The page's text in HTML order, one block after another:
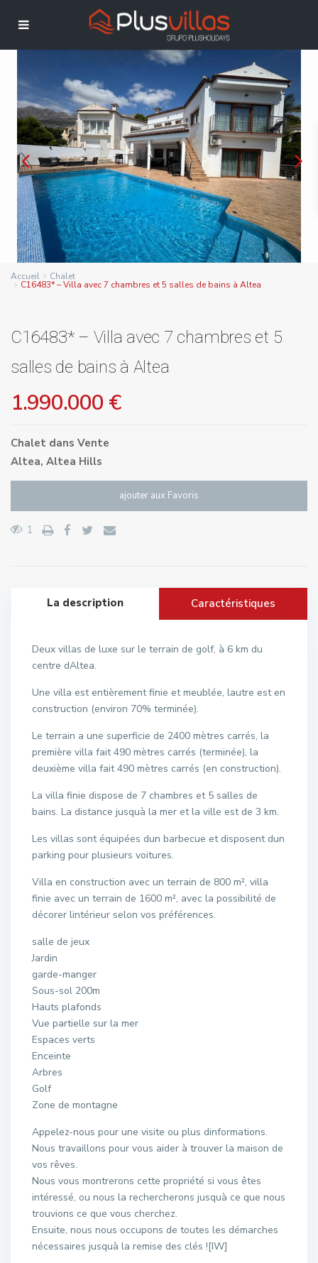
Accueil Chalet
C16483* – Villa avec 7 chambres et 5 salles de bains à Altea
C16483* – Villa avec 7 chambres et 5
salles de bains à Altea
1.990.000 €
Chalet dans Vente
Altea, Altea Hills
ajouter aux Favoris
1
La description Caractéristiques
Deux villas de luxe sur le terrain de golf, à 6 km du
centre dAltea.
Une villa est entièrement finie et meublée, lautre est en
construction (environ 70% terminée).
Le terrain a une superficie de 2400 mètres carrés, la
première villa fait 490 mètres carrés (terminée), la
deuxième villa fait 490 mètres carrés (en construction).
La villa finie dispose de 7 chambres et 5 salles de
bains. La distance jusquà la mer et la ville est de 3 km.
Les villas sont équipées dun barbecue et disposent dun
parking pour plusieurs voitures.
Villa en construction avec un terrain de 800 m², villa
finie avec un terrain de 1600 m², avec la possibilité de
décorer lintérieur selon vos préférences.
salle de jeux
Jardin
garde-manger
Sous-sol 200m
Hauts plafonds
Vue partielle sur la mer
Espaces verts
Enceinte
Arbres
Golf
Zone de montagne
Appelez-nous pour une visite ou plus dinformations.
Nous travaillons pour vous aider à trouver la maison de
vos rêves.
Nous vous montrerons cette propriété si vous êtes
intéressé, ou nous la rechercherons jusquà ce que nous
trouvions ce que vous cherchez.
Ensuite, nous nous occupons de toutes les démarches
nécessaires jusquà la remise des clés ![IW]